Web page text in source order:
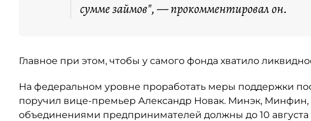
сумме займов", — прокомментировал он.
Главное при этом, чтобы у самого фонда хватило
На федеральном уровне проработать меры поддержки
поручил вице-премьер Александр Новак. Минэк,
объединениями предпринимателей должны до 10